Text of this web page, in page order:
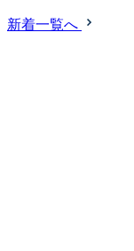
新着一覧へ